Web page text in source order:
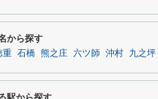
から探す
重 石橋 熊之庄 六ツ師 沖村 九之坪